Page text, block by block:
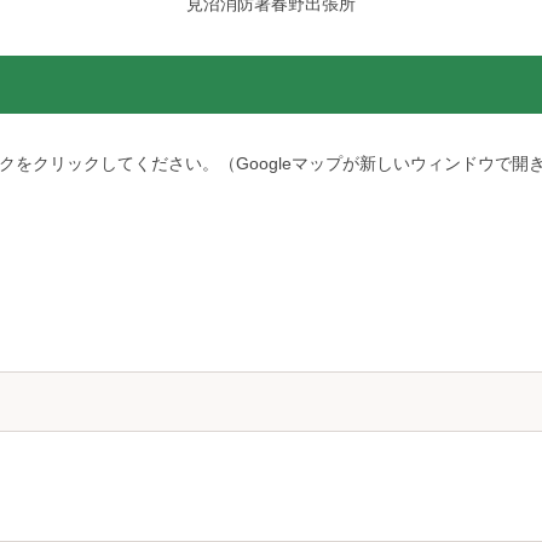
をクリックしてください。（Googleマップが新しいウィンドウで開